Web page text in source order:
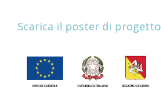
Scarica il poster di progetto